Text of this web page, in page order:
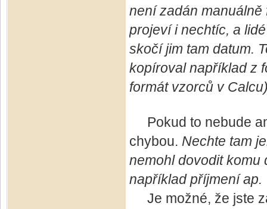
není zadán manuálně
projeví i nechtíc, a
skočí jim tam datum.
kopíroval například z
formát vzorců v
Pokud to nebude
chybou. Nechte tam
nemohl dovodit komu
například příjmení ap.
Je možné, že jste